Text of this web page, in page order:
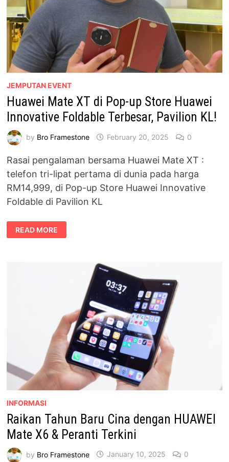
JEMPUTAN EVENT
Huawei Mate XT di Pop-up Store Huawei
Innovative Foldable Terbesar, Pavilion KL!
by Bro Framestone February 20, 2025 0
Rasai pengalaman bersama Huawei Mate XT :
telefon tri-lipat pertama di dunia pada harga
RM14,999, di Pop-up Store Huawei Innovative
Foldable di Pavilion KL
HUAWEI
MATE
XT
READ MORE
INFORMASI
Raikan Tahun Baru Cina dengan HUAWEI
Mate X6 & Peranti Terkini
by Bro Framestone January 10, 2025 0